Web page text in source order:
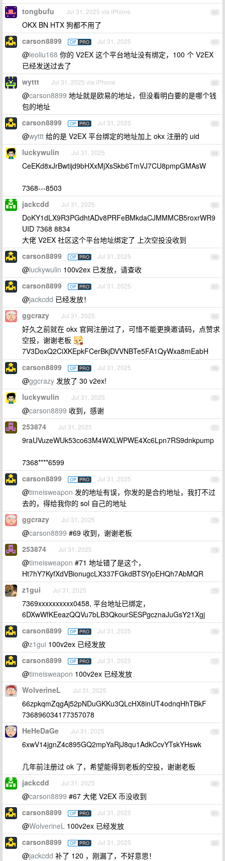
60
tongbufu Jul 31, 2025 via iPhone
OKX BN HTX 狗都不用了
61
carson8899 OP PRO Jul 31, 2025
@leoliu168 你的 V2EX 这个平台地址没有绑定，100 个 V2EX
已经发送过去了
62
wyttt Jul 31, 2025 via iPhone
@carson8899 地址就是欧易的地址，但没看明白要的是哪个钱
包的地址
63
carson8899 OP PRO Jul 31, 2025
@wyttt 给的是 V2EX 平台绑定的地址加上 okx 注册的 uid
64
luckywulin Jul 31, 2025
CeEKd8xJrBwtijd9bHXxMjXsSkb6TmVJ7CU8pmpGMAsW
7368---8503
65
jackcdd Jul 31, 2025
DoKY1dLX9R3PGdhtADv8PRFeBMkdaCJMMMCB5roxrWR9
UID 7368 8834
大佬 V2EX 社区这个平台地址绑定了 上次空投没收到
66
carson8899 OP PRO Jul 31, 2025
@luckywulin 100v2ex 已发放，请查收
67
carson8899 OP PRO Jul 31, 2025
@jackcdd 已经发放！
68
ggcrazy Jul 31, 2025
好久之前就在 okx 官网注册过了，可惜不能更换邀请码，点赞求
空投，谢谢老板
7V3DoxQ2CiXKEpkFCerBkjDVVNBTe5FA1QyWxa8mEabH
69
carson8899 OP PRO Jul 31, 2025
@ggcrazy 发放了 30 v2ex!
70
luckywulin Jul 31, 2025
@carson8899 收到，感谢
71
253874 Jul 31, 2025
9raUVuzeWUk53co63M4WXLWPWE4Xc6Lpn7RS9dnkpump
7368****6599
72
carson8899 OP PRO Jul 31, 2025
@timeisweapon 发的地址有误，你发的是合约地址，我打不过
去的，得给我你的 sol 自己的地址
73
ggcrazy Jul 31, 2025
@carson8899 #69 收到，谢谢老板
74
253874 Jul 31, 2025
@timeisweapon #71 地址错了是这个，
Ht7hY7KyfXdVBionugcLX337FGkdBTSYjoEHQh7AbMQR
75
z1gui Jul 31, 2025
7369xxxxxxxxxx0458, 平台地址已绑定，
6DXwWfKEeazQQVu7bLB3QkourSESPgcznaJuGsY21Xgj
76
carson8899 OP PRO Jul 31, 2025
@z1gui 100v2ex 已经发放
77
carson8899 OP PRO Jul 31, 2025
@timeisweapon 100v2ex 已经发放
78
WolverineL Jul 31, 2025
66zpkqmZqgAj52pNDuGKKu3QLcHX8inUT4odnqHhTBkF
736896034177357078
79
HeHeDaGe Jul 31, 2025
6xwV14jgnZ4c895GQ2mpYaRjJ8qu1AdkCcvYTskYHswk
几年前注册过 ok 了，希望能得到老板的空投，谢谢老板
80
jackcdd Jul 31, 2025
@carson8899 #67 大佬 V2EX 币没收到
81
carson8899 OP PRO Jul 31, 2025
@WolverineL 100v2ex 已经发放
82
carson8899 OP PRO Jul 31, 2025
@jackcdd 补了 120 ，刚漏了，不好意思！